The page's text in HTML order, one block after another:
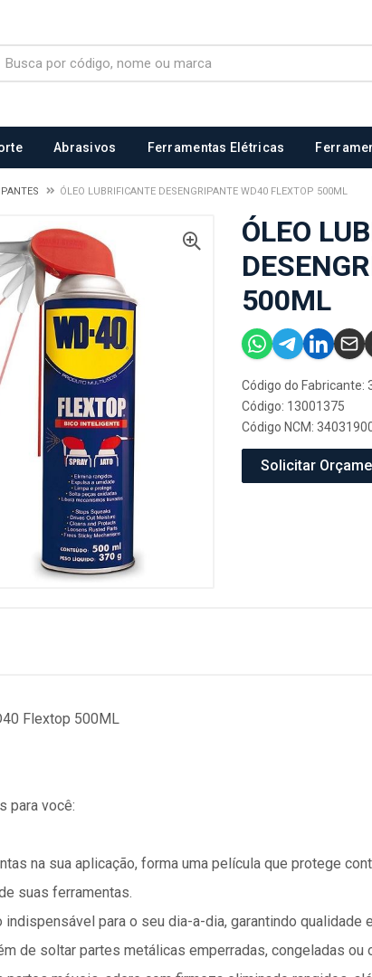
Abrasivos Ferramentas Elétricas
ÓLEO LUBRIFICANTE DESENGRIPANTE WD40 FLEXTOP 500ML
ÓLEO
500ML
Código do Fabricante:
Código: 13001375
Código NCM:
Solicitar
Flextop 500ML
para você:
na sua aplicação, forma uma película que protege
suas ferramentas.
para o seu dia-a-dia, garantindo qualidade
de soltar partes metálicas emperradas, congeladas ou